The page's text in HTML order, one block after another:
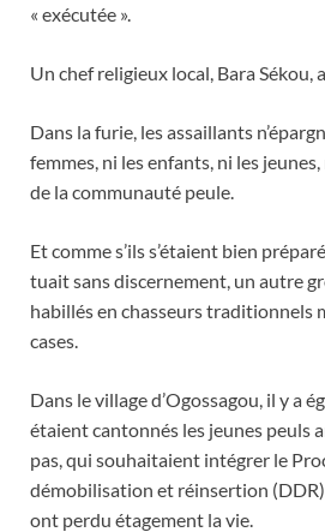
« exécutée ».
Un chef religieux local, Bara Sékou,
Dans la furie, les assaillants
femmes, ni les enfants, ni les
de la communauté peule.
Et comme s’ils s’étaient bien
tuait sans discernement, un autre
habillés en chasseurs traditionnels
cases.
Dans le village d’Ogossagou, il y a
étaient cantonnés les jeunes peuls
pas, qui souhaitaient intégrer le
démobilisation et réinsertion
ont perdu étagement la vie.